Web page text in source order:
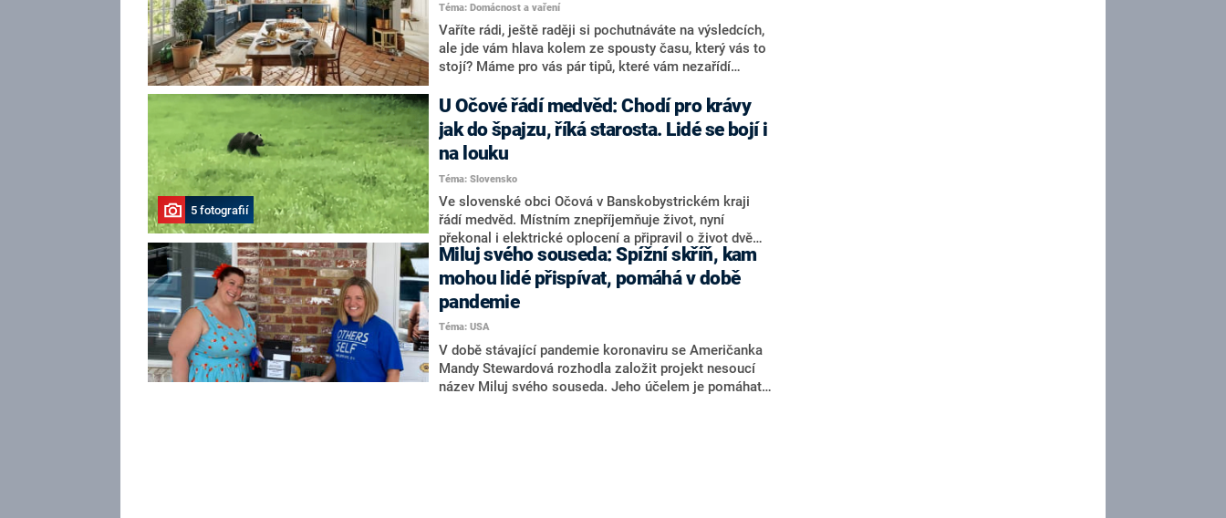
Téma: Domácnost a vaření
Vaříte rádi, ještě raději si pochutnáváte na výsledcích,
ale jde vám hlava kolem ze spousty času, který vás to
stojí? Máme pro vás pár tipů, které vám nezařídí
minuty vám dokáží ušetřit určitě. Stačí totiž vědět, jak
si co v kuchyni uspořádat. A když je všechno potřebné
pěkně po ruce, příprava obědů i večeří odsýpá jedna
radost!
5 fotografií
U Očové řádí medvěd: Chodí pro krávy
jak do špajzu, říká starosta. Lidé se bojí i
na louku
Téma: Slovensko
Ve slovenské obci Očová v Banskobystrickém kraji
řádí medvěd. Místním znepříjemňuje život, nyní
překonal i elektrické oplocení a připravil o život dvě
telata, informoval web Topky. Někteří obyvatelé z obav
raději zůstávají doma.
Miluj svého souseda: Spížní skříň, kam
mohou lidé přispívat, pomáhá v době
pandemie
Téma: USA
V době stávající pandemie koronaviru se Američanka
Mandy Stewardová rozhodla založit projekt nesoucí
název Miluj svého souseda. Jeho účelem je pomáhat